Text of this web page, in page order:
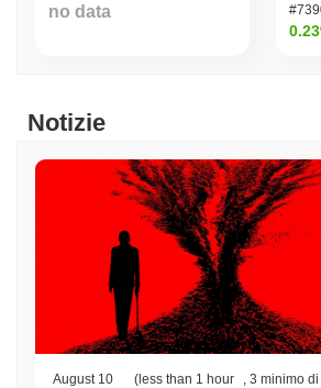
no data
Notizie
August 10
(less than 1 hour
3 minimo di